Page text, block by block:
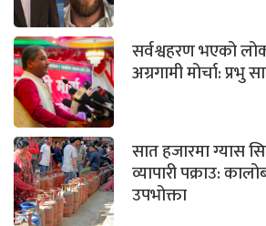
सर्वश्वहरण भएको
अग्रगामी मोर्चा: प्रभु
सात हजारमा ग्यास
व्यापारी पक्राउ:
उपभोक्ता